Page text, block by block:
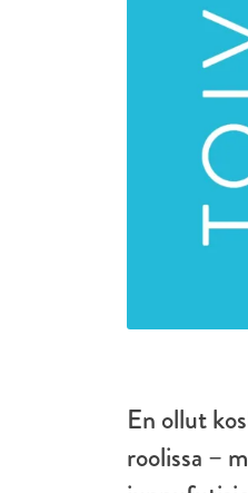
En ollut
roolissa –